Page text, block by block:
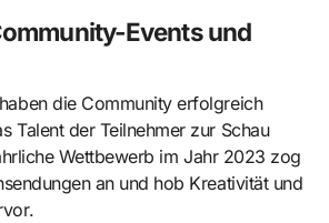
Events und
die Community erfolgreich
Talent der Teilnehmer zur Schau
Wettbewerb im Jahr 2023 zog
an und hob Kreativität und